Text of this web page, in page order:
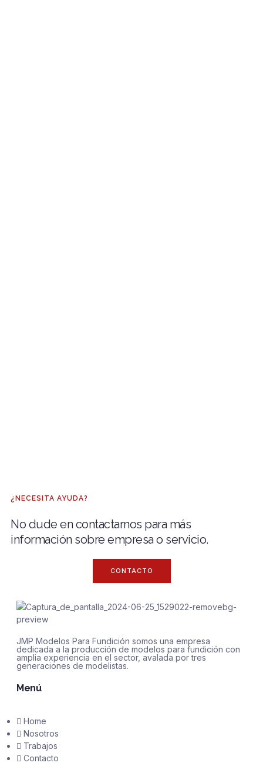
¿NECESITA AYUDA?
No dude en contactarnos para más
información sobre empresa o servicio.
CONTACTO
JMP Modelos Para Fundición somos una empresa
dedicada a la producción de modelos para fundición con
amplia experiencia en el sector, avalada por tres
generaciones de modelistas.
Menú
Home
Nosotros
Trabajos
Contacto